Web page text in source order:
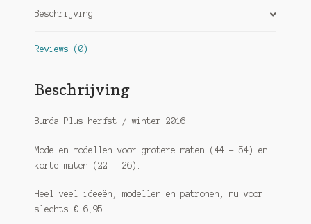
Beschrijving
Reviews (0)
Beschrijving
Burda Plus herfst / winter 2016:
Mode en modellen voor grotere maten (44 – 54) en
korte maten (22 – 26).
Heel veel ideeën, modellen en patronen, nu voor
slechts € 6,95 !